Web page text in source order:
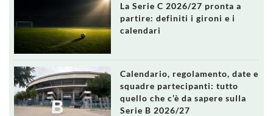
La Serie C 2026/27 pronta a
partire: definiti i gironi e i
calendari
Calendario, regolamento, date e
squadre partecipanti: tutto
quello che c’è da sapere sulla
Serie B 2026/27